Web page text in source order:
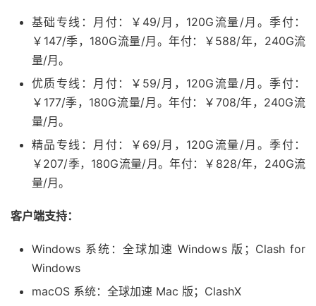
基础专线：月付：￥49/月，120G流量/月。季付：
￥147/季，180G流量/月。年付：￥588/年，240G流
量/月。
优质专线：月付：￥59/月，120G流量/月。季付：
￥177/季，180G流量/月。年付：￥708/年，240G流
量/月。
精品专线：月付：￥69/月，120G流量/月。季付：
￥207/季，180G流量/月。年付：￥828/年，240G流
量/月。
客户端支持：
Windows 系统：全球加速 Windows 版；Clash for
Windows
macOS 系统：全球加速 Mac 版；ClashX